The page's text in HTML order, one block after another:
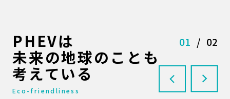
PHEVは
未来の地球のことも
考えている
Eco-friendliness
01 / 02